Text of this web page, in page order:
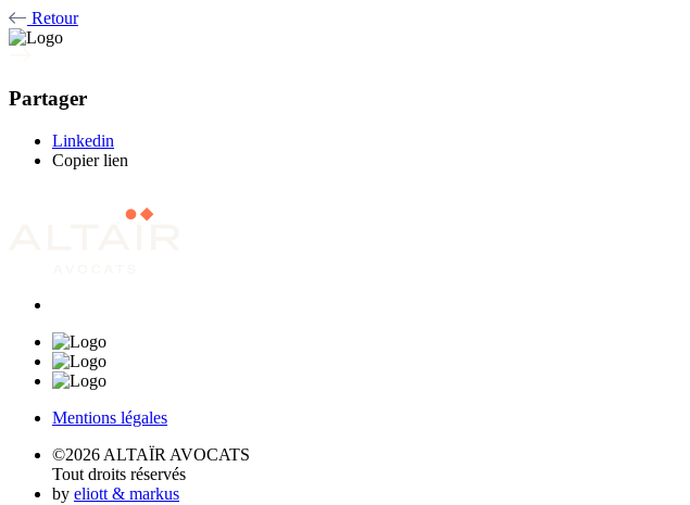
Retour
Partager
Linkedin
Copier lien
Mentions légales
©2026 ALTAÏR AVOCATS
Tout droits réservés
by eliott & markus